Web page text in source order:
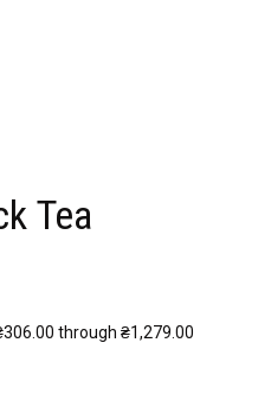
Tea
through ₴1,279.00